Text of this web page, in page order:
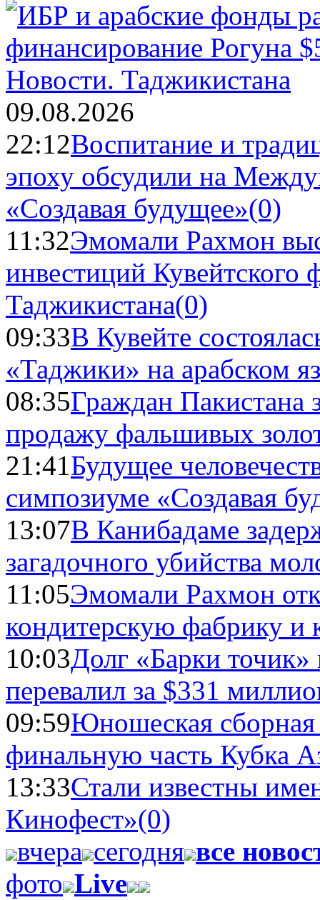
Новости. Таджикистана
09.08.2026
22:12Воспитание и
эпоху обсудили на
«Создавая будущее»(0)
11:32Эмомали Рахмон
инвестиций Кувейтского
Таджикистана(0)
09:33В Кувейте
«Таджики» на арабском
08:35Граждан Пакистана
продажу фальшивых
21:41Будущее
симпозиуме «Создавая
13:07В Канибадаме
загадочного убийства
11:05Эмомали Рахмон
кондитерскую фабрику и
10:03Долг «Барки
перевалил за $331
09:59Юношеская
финальную часть Кубка
13:33Стали известны
Кинофест»(0)
вчера сегодня все
фото Live